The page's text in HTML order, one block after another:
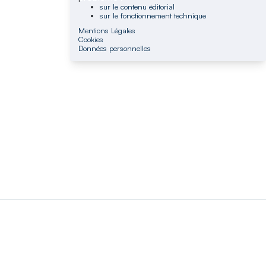
sur le contenu éditorial
sur le fonctionnement technique
Mentions Légales
Cookies
Données personnelles